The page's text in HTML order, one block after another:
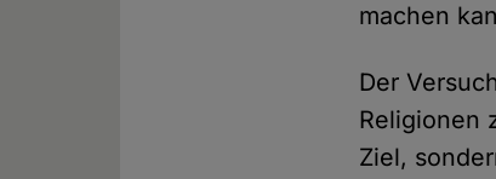
machen
Der
Religionen
Ziel,